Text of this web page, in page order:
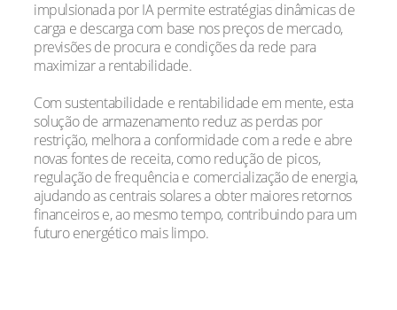
impulsionada por IA permite estratégias dinâmicas de
carga e descarga com base nos preços de mercado,
previsões de procura e condições da rede para
maximizar a rentabilidade.
Com sustentabilidade e rentabilidade em mente, esta
solução de armazenamento reduz as perdas por
restrição, melhora a conformidade com a rede e abre
novas fontes de receita, como redução de picos,
regulação de frequência e comercialização de energia,
ajudando as centrais solares a obter maiores retornos
financeiros e, ao mesmo tempo, contribuindo para um
futuro energético mais limpo.